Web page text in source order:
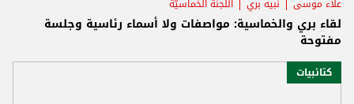
علاء موسى نبيه بري اللّجنة الخماسيّة
لقاء بري والخماسية: مواصفات ولا أسماء رئاسية وجلسة
مفتوحة
كتائبيات